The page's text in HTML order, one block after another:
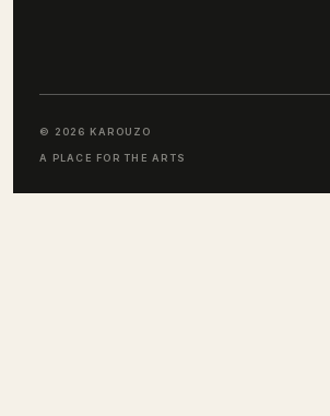
© 2026 KAROUZO
A PLACE FOR THE ARTS